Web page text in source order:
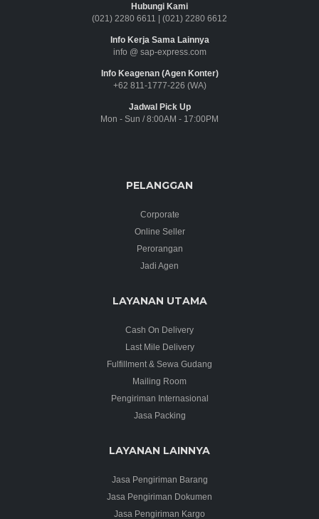
Hubungi Kami
(021) 2280 6611 | (021) 2280 6612
Info Kerja Sama Lainnya
info @ sap-express.com
Info Keagenan (Agen Konter)
+62 811-1777-226 (WA)
Jadwal Pick Up
Mon - Sun / 8:00AM - 17:00PM
PELANGGAN
Corporate
Online Seller
Perorangan
Jadi Agen
LAYANAN UTAMA
Cash On Delivery
Last Mile Delivery
Fulfillment & Sewa Gudang
Mailing Room
Pengiriman Internasional
Jasa Packing
LAYANAN LAINNYA
Jasa Pengiriman Barang
Jasa Pengiriman Dokumen
Jasa Pengiriman Kargo